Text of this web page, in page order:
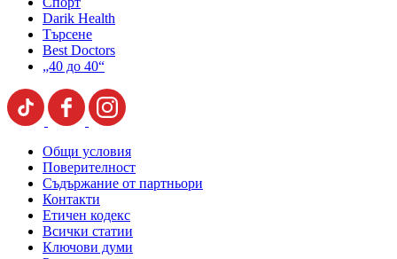
Darik Health
Търсене
Best Doctors
„40 до 40“
Общи условия
Поверителност
Съдържание от партньори
Контакти
Етичен кодекс
Всички статии
Ключови думи